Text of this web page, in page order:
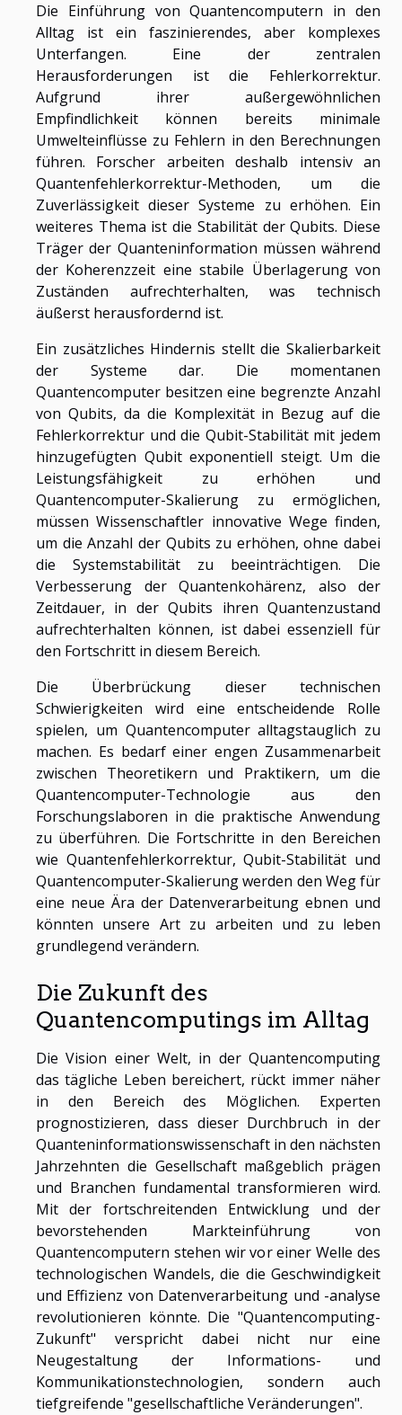
Die Einführung von Quantencomputern in den
Alltag ist ein faszinierendes, aber komplexes
Unterfangen. Eine der zentralen
Herausforderungen ist die Fehlerkorrektur.
Aufgrund ihrer außergewöhnlichen
Empfindlichkeit können bereits minimale
Umwelteinflüsse zu Fehlern in den Berechnungen
führen. Forscher arbeiten deshalb intensiv an
Quantenfehlerkorrektur-Methoden, um die
Zuverlässigkeit dieser Systeme zu erhöhen. Ein
weiteres Thema ist die Stabilität der Qubits. Diese
Träger der Quanteninformation müssen während
der Koherenzzeit eine stabile Überlagerung von
Zuständen aufrechterhalten, was technisch
äußerst herausfordernd ist.
Ein zusätzliches Hindernis stellt die Skalierbarkeit
der Systeme dar. Die momentanen
Quantencomputer besitzen eine begrenzte Anzahl
von Qubits, da die Komplexität in Bezug auf die
Fehlerkorrektur und die Qubit-Stabilität mit jedem
hinzugefügten Qubit exponentiell steigt. Um die
Leistungsfähigkeit zu erhöhen und
Quantencomputer-Skalierung zu ermöglichen,
müssen Wissenschaftler innovative Wege finden,
um die Anzahl der Qubits zu erhöhen, ohne dabei
die Systemstabilität zu beeinträchtigen. Die
Verbesserung der Quantenkohärenz, also der
Zeitdauer, in der Qubits ihren Quantenzustand
aufrechterhalten können, ist dabei essenziell für
den Fortschritt in diesem Bereich.
Die Überbrückung dieser technischen
Schwierigkeiten wird eine entscheidende Rolle
spielen, um Quantencomputer alltagstauglich zu
machen. Es bedarf einer engen Zusammenarbeit
zwischen Theoretikern und Praktikern, um die
Quantencomputer-Technologie aus den
Forschungslaboren in die praktische Anwendung
zu überführen. Die Fortschritte in den Bereichen
wie Quantenfehlerkorrektur, Qubit-Stabilität und
Quantencomputer-Skalierung werden den Weg für
eine neue Ära der Datenverarbeitung ebnen und
könnten unsere Art zu arbeiten und zu leben
grundlegend verändern.
Die Zukunft des
Quantencomputings im Alltag
Die Vision einer Welt, in der Quantencomputing
das tägliche Leben bereichert, rückt immer näher
in den Bereich des Möglichen. Experten
prognostizieren, dass dieser Durchbruch in der
Quanteninformationswissenschaft in den nächsten
Jahrzehnten die Gesellschaft maßgeblich prägen
und Branchen fundamental transformieren wird.
Mit der fortschreitenden Entwicklung und der
bevorstehenden Markteinführung von
Quantencomputern stehen wir vor einer Welle des
technologischen Wandels, die die Geschwindigkeit
und Effizienz von Datenverarbeitung und -analyse
revolutionieren könnte. Die "Quantencomputing-
Zukunft" verspricht dabei nicht nur eine
Neugestaltung der Informations- und
Kommunikationstechnologien, sondern auch
tiefgreifende "gesellschaftliche Veränderungen".